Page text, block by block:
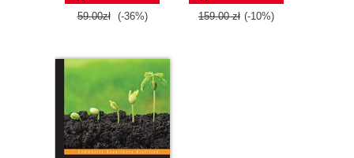
59.00zł (-36%) 159.00 zł (-10%)